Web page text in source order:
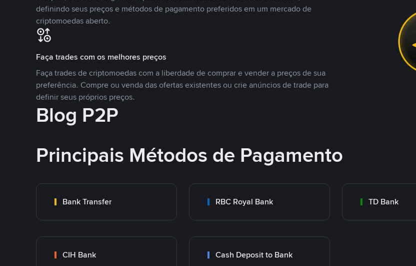
definindo seus preços e métodos de pagamento preferidos em um mercado de
criptomoedas aberto.
Faça trades com os melhores preços
Faça trades de criptomoedas com a liberdade de comprar e vender a preços de sua
preferência. Compre ou venda das ofertas existentes ou crie anúncios de trade para
definir seus próprios preços.
Blog P2P
Principais Métodos de Pagamento
Bank Transfer RBC Royal Bank TD Bank
CIH Bank Cash Deposit to Bank